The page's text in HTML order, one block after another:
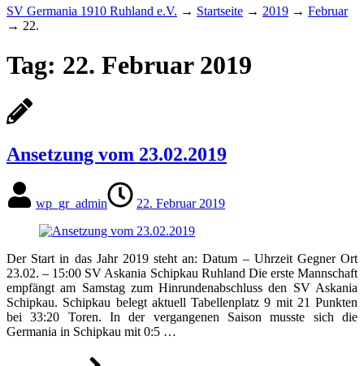
SV Germania 1910 Ruhland e.V. → Startseite → 2019 → Februar
→ 22.
Tag: 22. Februar 2019
Ansetzung vom 23.02.2019
wp_gr_admin 22. Februar 2019
Der Start in das Jahr 2019 steht an: Datum – Uhrzeit Gegner Ort
23.02. – 15:00 SV Askania Schipkau Ruhland Die erste Mannschaft
empfängt am Samstag zum Hinrundenabschluss den SV Askania
Schipkau. Schipkau belegt aktuell Tabellenplatz 9 mit 21 Punkten
bei 33:20 Toren. In der vergangenen Saison musste sich die
Germania in Schipkau mit 0:5 …